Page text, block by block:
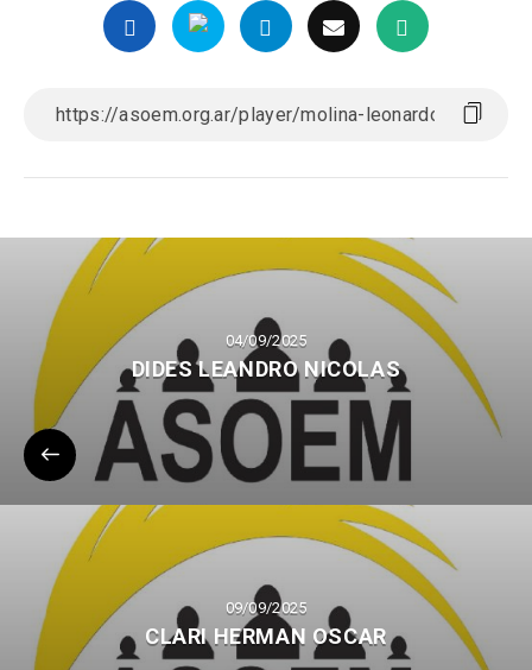
04/09/2025
DIDES LEANDRO NICOLAS
09/09/2025
CLARI HERMAN OSCAR